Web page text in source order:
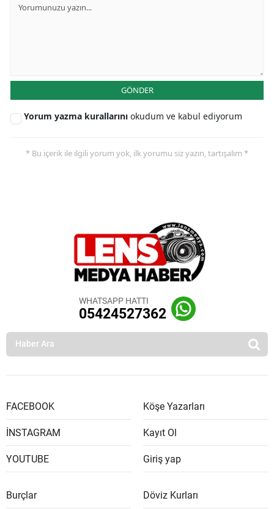
GÖNDER
Yorum yazma kurallarını okudum ve kabul ediyorum
* Bu içerik ile ilgili yorum yok, ilk yorumu siz yazın, tartışalım *
WHATSAPP HATTI
05424527362
FACEBOOK
İNSTAGRAM
YOUTUBE
Köşe Yazarları
Kayıt Ol
Giriş yap
Burçlar Döviz Kurları